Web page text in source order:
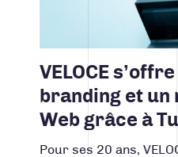
VELOCE
branding et un
Web grâce à
Pour ses 20 ans,